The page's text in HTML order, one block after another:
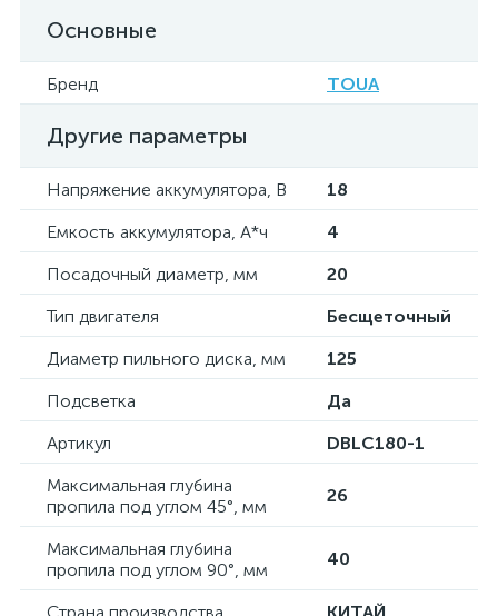
Основные
Бренд TOUA
Другие параметры
Напряжение аккумулятора, В
18
Емкость аккумулятора, А*ч
4
Посадочный диаметр, мм
20
Тип двигателя
Бесщеточный
Диаметр пильного диска, мм
125
Подсветка
Да
Артикул
DBLC180-1
Максимальная глубина
пропила под углом 45°, мм
26
Максимальная глубина
пропила под углом 90°, мм
40